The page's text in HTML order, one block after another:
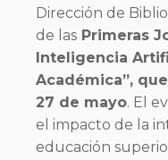
Dirección de
de las Primeras
Inteligencia
Académica”,
27 de mayo. El
el impacto de la
educación